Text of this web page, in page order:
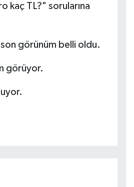
kaç TL?" sorularına
görünüm belli oldu.
görüyor.